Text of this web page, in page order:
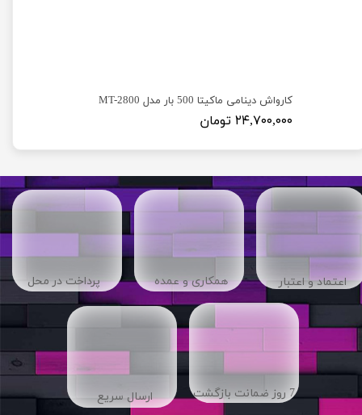
کارواش دینامی ماکیتا 500 بار مدل MT-2800
۲۴,۷۰۰,۰۰۰ تومان
ارسال سریع
اعتماد و اعتبار
7 روز ضمانت بازگشت
پرداخت در محل ​​همکاری و عمده